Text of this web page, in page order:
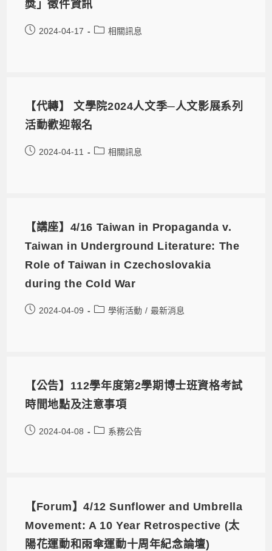
獎」徵件資訊
2024-04-17 相關訊息
【代轉】 文學院2024人文季─人文影展系列
活動歡迎報名
2024-04-11 相關訊息
【講座】4/16 Taiwan in Propaganda v.
Taiwan in Underground Literature: The
Role of Taiwan in Czechoslovakia
during the Cold War
2024-04-09 學術活動 / 最新消息
【公告】112學年度第2學期博士班資格考試
時間地點及注意事項
2024-04-08 系務公告
【Forum】4/12 Sunflower and Umbrella
Movement: A 10 Year Retrospective (太
陽花運動和雨傘運動十周年紀念論壇)